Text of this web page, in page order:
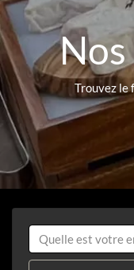
Nos
Trouvez le